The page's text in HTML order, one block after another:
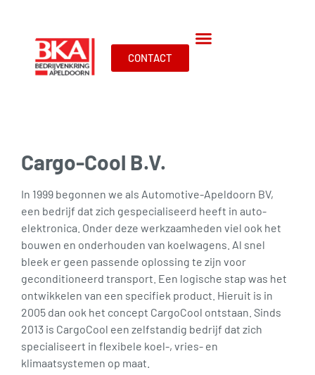
CONTACT
Cargo-Cool B.V.
In 1999 begonnen we als Automotive-Apeldoorn BV,
een bedrijf dat zich gespecialiseerd heeft in auto-
elektronica. Onder deze werkzaamheden viel ook het
bouwen en onderhouden van koelwagens. Al snel
bleek er geen passende oplossing te zijn voor
geconditioneerd transport. Een logische stap was het
ontwikkelen van een specifiek product. Hieruit is in
2005 dan ook het concept CargoCool ontstaan. Sinds
2013 is CargoCool een zelfstandig bedrijf dat zich
specialiseert in flexibele koel-, vries- en
klimaatsystemen op maat.